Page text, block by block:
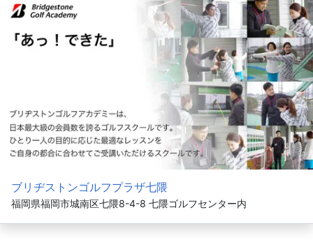
ブリヂストンゴルフプラザ七隈
福岡県福岡市城南区七隈8-4-8 七隈ゴルフセンター内